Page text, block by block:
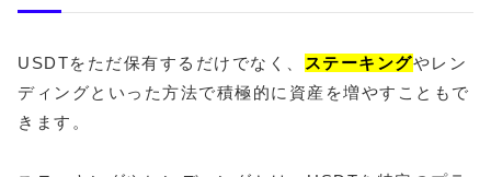
USDTをただ保有するだけでなく、 ステーキングやレン
ディングといった方法で積極的に資産を増やすこともで
きます。